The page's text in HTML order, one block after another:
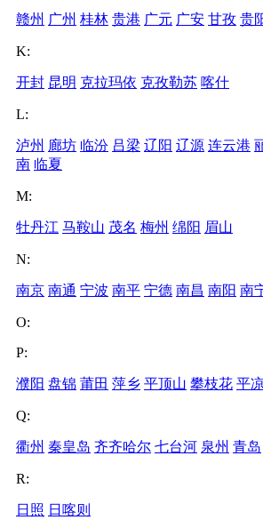
赣州 广州 桂林 贵港 广元 广安 甘孜 贵
K:
开封 昆明 克拉玛依 克孜勒苏 喀什
L:
泸州 廊坊 临汾 吕梁 辽阳 辽源 连云港
南 临夏
M:
牡丹江 马鞍山 茂名 梅州 绵阳 眉山
N:
南京 南通 宁波 南平 宁德 南昌 南阳 南
O:
P:
濮阳 盘锦 莆田 萍乡 平顶山 攀枝花 平
Q:
衢州 秦皇岛 齐齐哈尔 七台河 泉州 青岛
R:
日照 日喀则